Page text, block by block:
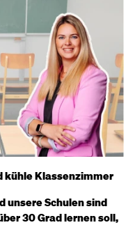
kühle Klassenzimmer
unsere Schulen sind
30 Grad lernen soll,